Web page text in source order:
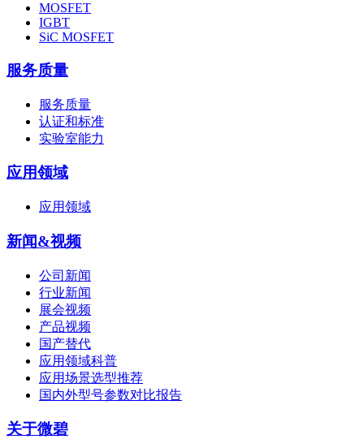
MOSFET
IGBT
SiC MOSFET
服务质量
服务质量
认证和标准
实验室能力
应用领域
应用领域
新闻&视频
公司新闻
行业新闻
展会视频
产品视频
国产替代
应用领域科普
应用场景选型推荐
国内外型号参数对比报告
关于微碧